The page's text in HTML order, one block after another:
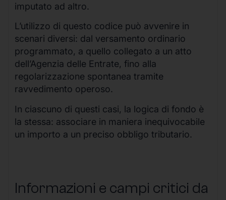
imputato ad altro.
L’utilizzo di questo codice può avvenire in
scenari diversi: dal versamento ordinario
programmato, a quello collegato a un atto
dell’Agenzia delle Entrate, fino alla
regolarizzazione spontanea tramite
ravvedimento operoso.
In ciascuno di questi casi, la logica di fondo è
la stessa: associare in maniera inequivocabile
un importo a un preciso obbligo tributario.
Informazioni e campi critici da